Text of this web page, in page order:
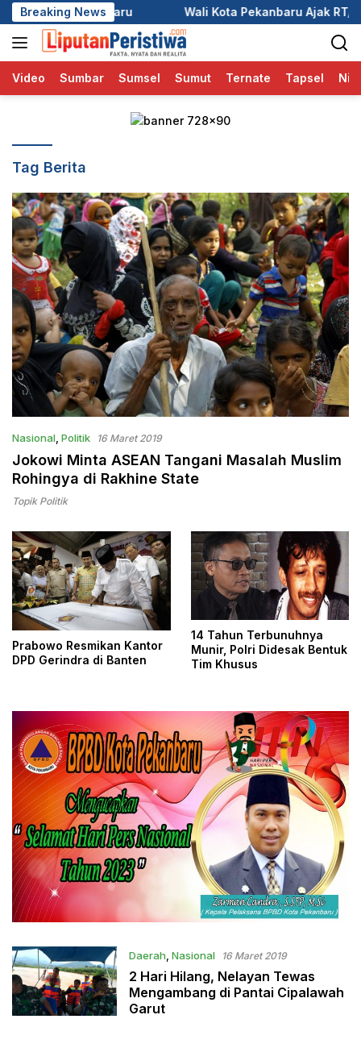
Langsung
ke
konten
Breaking News
Wali Kota Pekanbaru Ajak RT/RW Tinggalkan
Video Sumbar Sumsel Sumut Ternate Tapsel
Tag Berita
Nasional Politik 16 Maret 2019
Jokowi Minta ASEAN Tangani Masalah Muslim
Rohingya di Rakhine State
Topik Politik
Prabowo Resmikan Kantor
DPD Gerindra di Banten
14 Tahun Terbunuhnya
Munir, Polri Didesak Bentuk
Tim Khusus
Daerah Nasional 16 Maret 2019
2 Hari Hilang, Nelayan Tewas
Mengambang di Pantai Cipalawah
Garut